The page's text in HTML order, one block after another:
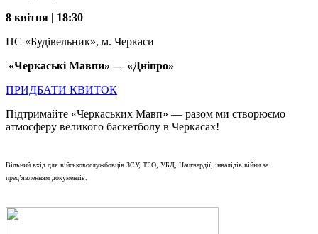
8 квітня | 18:30
ПС «Будівельник», м. Черкаси
«Черкаські Мавпи» — «Дніпро»
ПРИДБАТИ КВИТОК
Підтримайте «Черкаських Мавп» — разом ми створюємо
атмосферу великого баскетболу в Черкасах!
Вільний вхід для військовослужбовців ЗСУ, ТРО, УБД, Нацгвардії, інвалідів війни за
пред’явленням документів.